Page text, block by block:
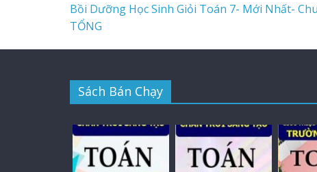
Bồi Dưỡng Học Sinh Giỏi Toán 7- Mới Nhất-
TỔNG
Sách Bán Chạy